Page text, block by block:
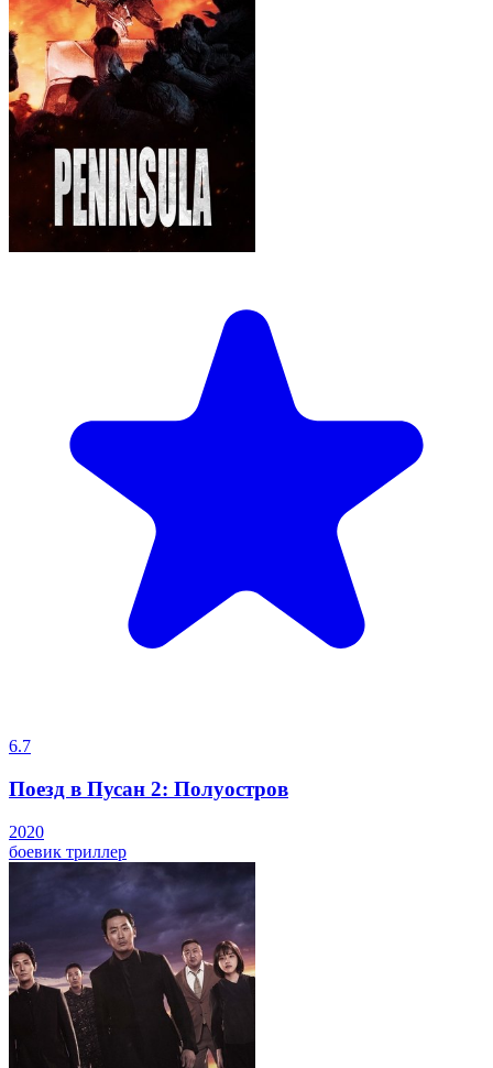
6.7
Поезд в Пусан 2: Полуостров
2020
боевик триллер